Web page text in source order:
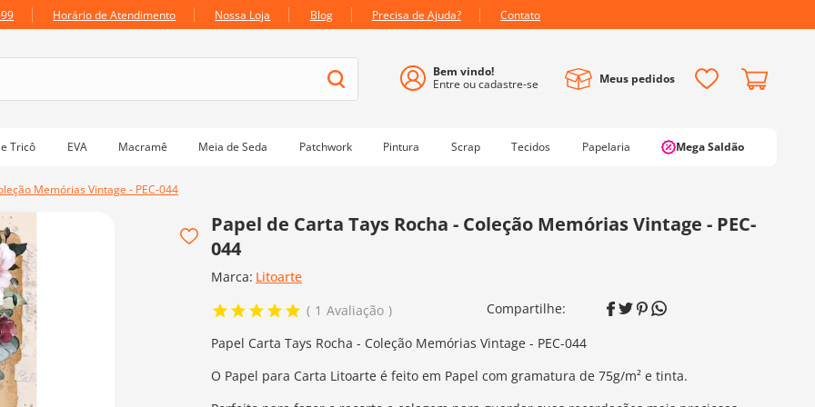
Horário de Atendimento Nossa Loja Blog Precisa de Ajuda? Contato
Meus pedidos
Tricô EVA Macramê Meia de Seda Patchwork Pintura Scrap Tecidos Papelaria Mega Saldão
Memórias Vintage - PEC-044
Papel de Carta Tays Rocha - Coleção Memórias Vintage - PEC-
044
Marca: Litoarte
1 Avaliação
Papel Carta Tays Rocha - Coleção Memórias Vintage - PEC-044
O Papel para Carta Litoarte é feito em Papel com gramatura de 75g/m² e tinta.